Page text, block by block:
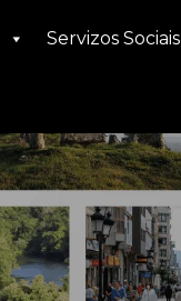
Servizos Sociais